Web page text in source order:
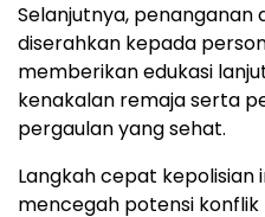
Selanjutnya, penanganan
diserahkan kepada
memberikan edukasi
kenakalan remaja serta
pergaulan yang sehat.
Langkah cepat kepolisian
mencegah potensi